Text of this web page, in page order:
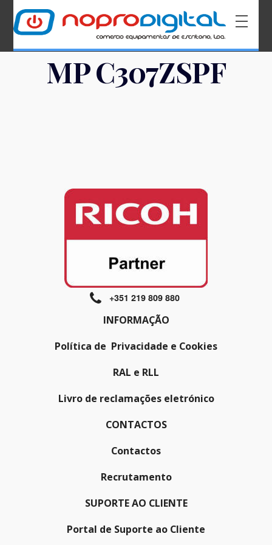
MP C307ZSPF
+351 219 809 880
INFORMAÇÃO
Política de Privacidade e Cookies
RAL e RLL
Livro de reclamações eletrónico
CONTACTOS
Contactos
Recrutamento
SUPORTE AO CLIENTE
Portal de Suporte ao Cliente